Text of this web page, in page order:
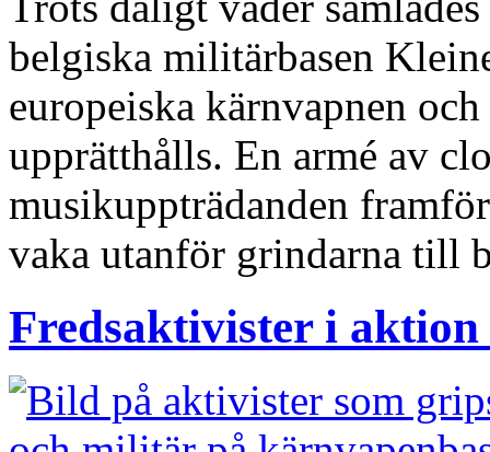
belgiska militärbasen
europeiska kärnvapnen
upprätthålls. En armé av
musikuppträdanden
vaka utanför grindarna till
Fredsaktivister i